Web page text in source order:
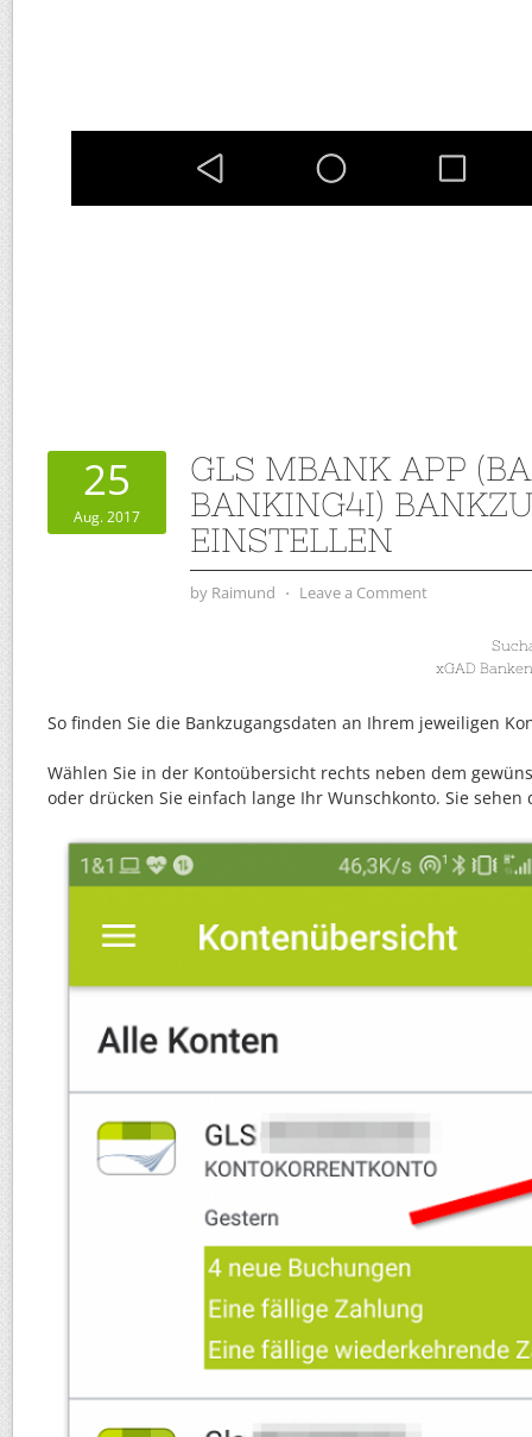
25
Aug. 2017
GLS MBANK APP
BANKING4I)
EINSTELLEN
by Raimund ⋅ Leave a Comment
xGAD
So finden Sie die Bankzugangsdaten an Ihrem jeweiligen
Wählen Sie in der Kontoübersicht rechts neben dem
oder drücken Sie einfach lange Ihr Wunschkonto. Sie